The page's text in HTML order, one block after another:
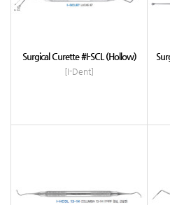
Surgical Curette #I-SCL (Hollow)
[I-Dent]